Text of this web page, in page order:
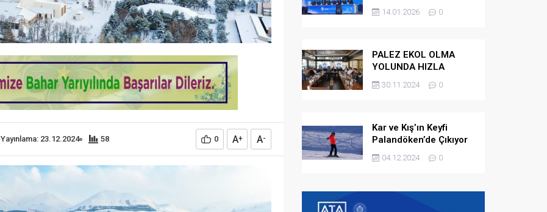
Yayınlama: 23.12.2024 58 0 A+ A-
Küresel Belediye
Başkanları Diyaloğu’na
14.01.2026 0
PALEZ EKOL OLMA
YOLUNDA HIZLA
İLERLİYOR
30.11.2024 0
Kar ve Kış’ın Keyfi
Palandöken’de Çıkıyor
04.12.2024 0